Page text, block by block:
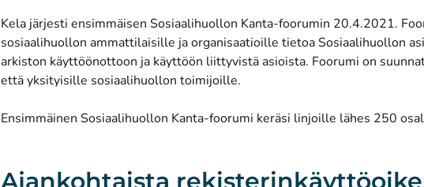
Kela järjesti ensimmäisen Sosiaalihuollon Kanta-foorumin 20.4.2021.
sosiaalihuollon ammattilaisille ja organisaatioille tietoa Sosiaalihuollon
arkiston käyttöönottoon ja käyttöön liittyvistä asioista. Foorumi on
että yksityisille sosiaalihuollon toimijoille.
Ensimmäinen Sosiaalihuollon Kanta-foorumi keräsi linjoille lähes 250
Ajankohtaista